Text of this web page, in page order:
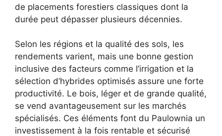
de placements forestiers classiques dont la
durée peut dépasser plusieurs décennies.
Selon les régions et la qualité des sols, les
rendements varient, mais une bonne gestion
inclusive des facteurs comme l’irrigation et la
sélection d’hybrides optimisés assure une forte
productivité. Le bois, léger et de grande qualité,
se vend avantageusement sur les marchés
spécialisés. Ces éléments font du Paulownia un
investissement à la fois rentable et sécurisé